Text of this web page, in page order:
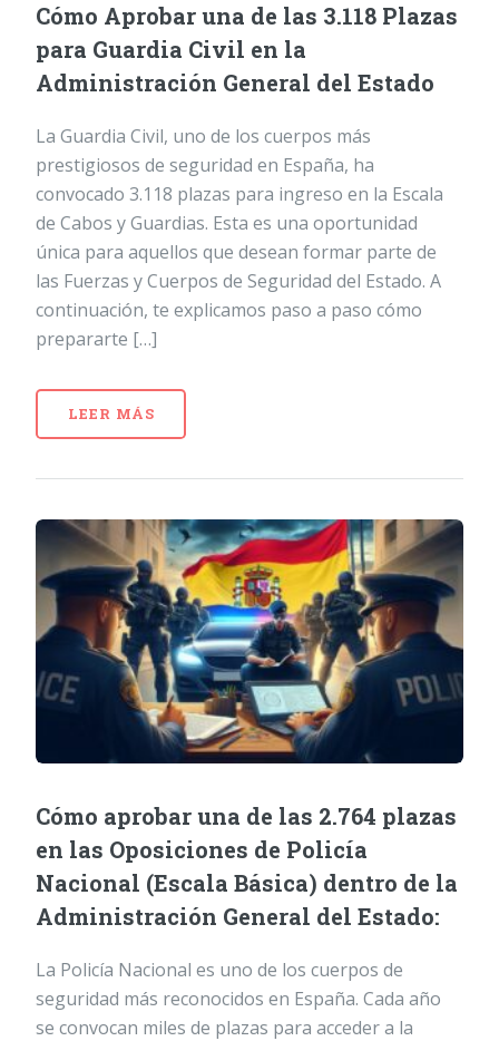
Cómo Aprobar una de las 3.118 Plazas
para Guardia Civil en la
Administración General del Estado
La Guardia Civil, uno de los cuerpos más
prestigiosos de seguridad en España, ha
convocado 3.118 plazas para ingreso en la Escala
de Cabos y Guardias. Esta es una oportunidad
única para aquellos que desean formar parte de
las Fuerzas y Cuerpos de Seguridad del Estado. A
continuación, te explicamos paso a paso cómo
prepararte […]
LEER MÁS
Cómo aprobar una de las 2.764 plazas
en las Oposiciones de Policía
Nacional (Escala Básica) dentro de la
Administración General del Estado:
La Policía Nacional es uno de los cuerpos de
seguridad más reconocidos en España. Cada año
se convocan miles de plazas para acceder a la